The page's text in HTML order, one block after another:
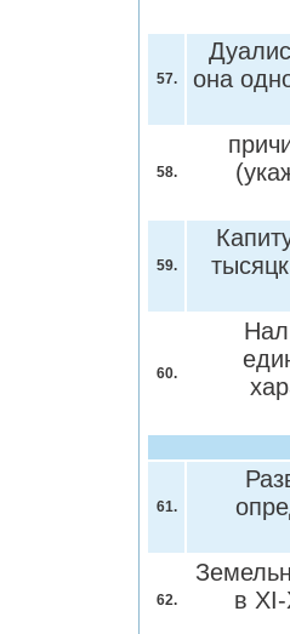
57.
она
58.
59.
60.
61.
62.
в